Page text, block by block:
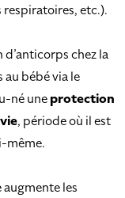
etc.).
chez la
bébé via le
né uneprotection
, période où il est
même.
les